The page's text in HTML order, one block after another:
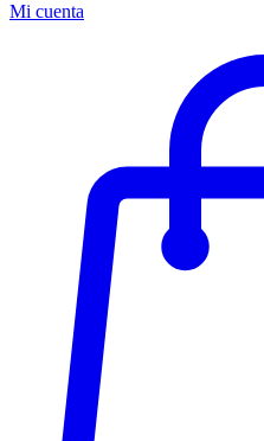
Mi cuenta